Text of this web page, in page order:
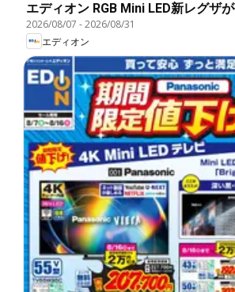
エディオン RGB Mini LED新レグザ
2026/08/07 -2026/08/31
エディオン